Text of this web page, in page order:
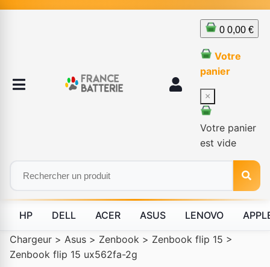
0 0,00 €
Votre
panier
×
Votre panier
est vide
HP DELL ACER ASUS LENOVO
Chargeur > Asus > Zenbook > Zenbook flip 15 >
Zenbook flip 15 ux562fa-2g